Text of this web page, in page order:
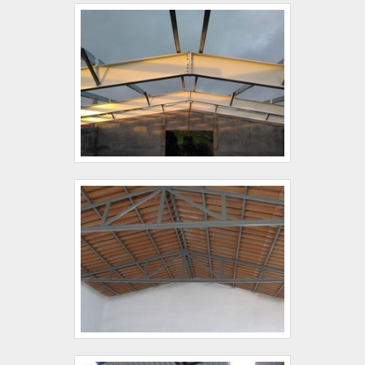
cuidadosos, que entendem a necessidade de cada
cliente. Também foram investidos valores
consideráveis em instalações de qualidade,
aumentando a eficiência da marca. A Coberzip é
uma empresa que tem sido preferência no
segmento pela seriedade e qualidade, que
garantem uma entrega de excelência de ponta a